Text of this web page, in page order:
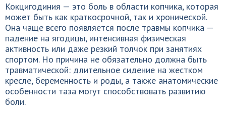
Кокцигодиния — это боль в области копчика, которая
может быть как краткосрочной, так и хронической.
Она чаще всего появляется после травмы копчика —
падение на ягодицы, интенсивная физическая
активность или даже резкий толчок при занятиях
спортом. Но причина не обязательно должна быть
травматической: длительное сидение на жестком
кресле, беременность и роды, а также анатомические
особенности таза могут способствовать развитию
боли.